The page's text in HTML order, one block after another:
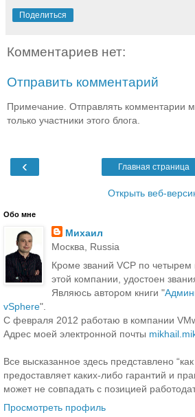
Поделиться
Комментариев нет:
Отправить комментарий
Примечание. Отправлять комментарии
только участники этого блога.
‹ Главная страница
Открыть веб-
Обо мне
Михаил
Москва, Russia
Кроме званий VCP по четырем
этой компании, удостоен
Являюсь автором книги "
vSphere".
С февраля 2012 работаю в компании
Адрес моей электронной почты
Все высказанное здесь представлено “как
предоставляет каких-либо гарантий и
может не совпадать с позицией
Просмотреть профиль